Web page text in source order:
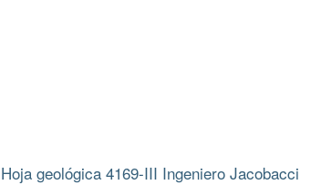
Hoja geológica 4169-III Ingeniero Jacobacci